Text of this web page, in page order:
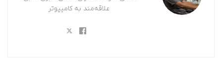
علاقه‌مند به کامپیوتر